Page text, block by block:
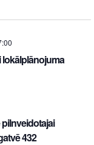
432